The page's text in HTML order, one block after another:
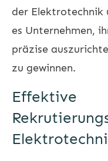
der Elektrotechnik
es Unternehmen,
präzise
zu gewinnen.
Effektive